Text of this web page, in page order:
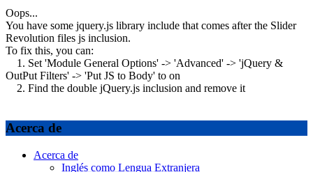
Oops...
You have some jquery.js library include that comes after the Slider
Revolution files js inclusion.
To fix this, you can:
1. Set 'Module General Options' -> 'Advanced' -> 'jQuery &
OutPut Filters' -> 'Put JS to Body' to on
2. Find the double jQuery.js inclusion and remove it
Acerca de
Acerca de
Inglés como Lengua Extranjera